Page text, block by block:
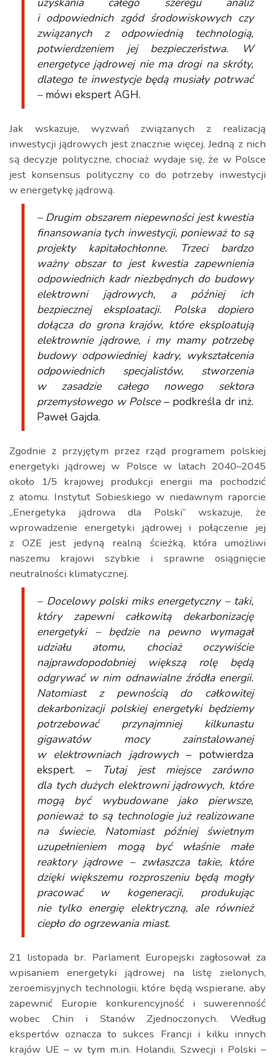
i odpowiednich zgód środowiskowych czy
związanych z odpowiednią technologią,
potwierdzeniem jej bezpieczeństwa. W
energetyce jądrowej nie ma drogi na skróty,
dlatego te inwestycje będą musiały potrwać
– mówi ekspert AGH.
Jak wskazuje, wyzwań związanych z realizacją
inwestycji jądrowych jest znacznie więcej. Jedną z nich
są decyzje polityczne, chociaż wydaje się, że w Polsce
jest konsensus polityczny co do potrzeby inwestycji
w energetykę jądrową.
– Drugim obszarem niepewności jest kwestia
finansowania tych inwestycji, ponieważ to są
projekty kapitałochłonne. Trzeci bardzo
ważny obszar to jest kwestia zapewnienia
odpowiednich kadr niezbędnych do budowy
elektrowni jądrowych, a później ich
bezpiecznej eksploatacji. Polska dopiero
dołącza do grona krajów, które eksploatują
elektrownie jądrowe, i my mamy potrzebę
budowy odpowiedniej kadry, wykształcenia
odpowiednich specjalistów, stworzenia
w zasadzie całego nowego sektora
przemysłowego w Polsce – podkreśla dr inż.
Paweł Gajda.
Zgodnie z przyjętym przez rząd programem polskiej
energetyki jądrowej w Polsce w latach 2040–2045
około 1/5 krajowej produkcji energii ma pochodzić
z atomu. Instytut Sobieskiego w niedawnym raporcie
„Energetyka jądrowa dla Polski” wskazuje, że
wprowadzenie energetyki jądrowej i połączenie jej
z OZE jest jedyną realną ścieżką, która umożliwi
naszemu krajowi szybkie i sprawne osiągnięcie
neutralności klimatycznej.
– Docelowy polski miks energetyczny – taki,
który zapewni całkowitą dekarbonizację
energetyki – będzie na pewno wymagał
udziału atomu, chociaż oczywiście
najprawdopodobniej większą rolę będą
odgrywać w nim odnawialne źródła energii.
Natomiast z pewnością do całkowitej
dekarbonizacji polskiej energetyki będziemy
potrzebować przynajmniej kilkunastu
gigawatów mocy zainstalowanej
w elektrowniach jądrowych – potwierdza
ekspert. – Tutaj jest miejsce zarówno
dla tych dużych elektrowni jądrowych, które
mogą być wybudowane jako pierwsze,
ponieważ to są technologie już realizowane
na świecie. Natomiast później świetnym
uzupełnieniem mogą być właśnie małe
reaktory jądrowe – zwłaszcza takie, które
dzięki większemu rozproszeniu będą mogły
pracować w kogeneracji, produkując
nie tylko energię elektryczną, ale również
ciepło do ogrzewania miast.
21 listopada br. Parlament Europejski zagłosował za
wpisaniem energetyki jądrowej na listę zielonych,
zeroemisyjnych technologii, które będą wspierane, aby
zapewnić Europie konkurencyjność i suwerenność
wobec Chin i Stanów Zjednoczonych. Według
ekspertów oznacza to sukces Francji i kilku innych
krajów UE – w tym m.in. Holandii, Szwecji i Polski –